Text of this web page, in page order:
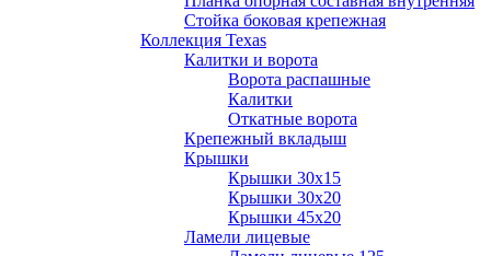
Стойка боковая крепежная
Коллекция Texas
Калитки и ворота
Ворота распашные
Калитки
Откатные ворота
Крепежный вкладыш
Крышки
Крышки 30х15
Крышки 30х20
Крышки 45х20
Ламели лицевые